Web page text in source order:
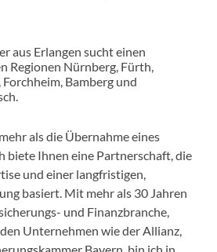
als die Übernahme eines
biete Ihnen eine Partnerschaft, die
und einer langfristigen,
basiert. Mit mehr als 30 Jahren
und Finanzbranche,
Unternehmen wie der Allianz,